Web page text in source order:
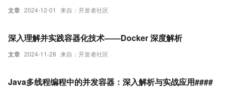
文章 2024-12-01 来自：开发者社区
文章 2024-11-28 来自：开发者社区
深入理解并实践容器化技术——Docker 深度解析
Java多线程编程中的并发容器：深入解析与实战应用####